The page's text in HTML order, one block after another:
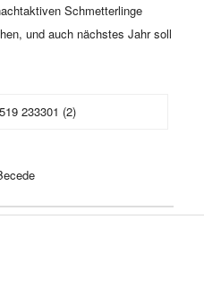
Schmetterlinge
und auch nächstes Jahr soll